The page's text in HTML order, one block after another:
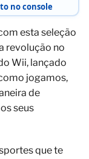
no console
esta seleção
revolução no
Wii, lançado
jogamos,
de
seus
que te